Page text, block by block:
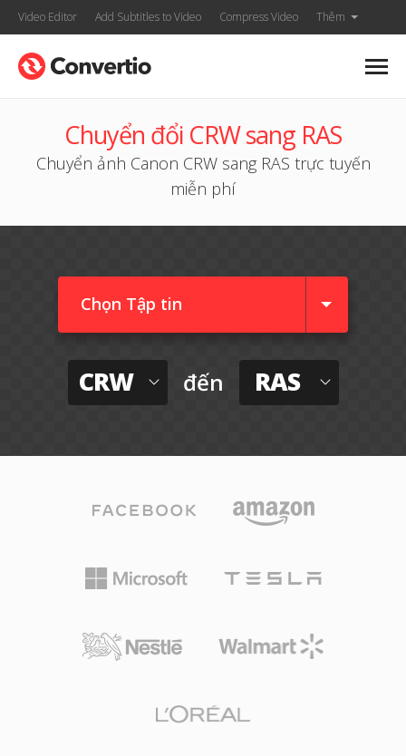
Video Editor Add Subtitles to Video Compress Video Thêm
Chuyển đổi CRW sang RAS
Chuyển ảnh Canon CRW sang RAS trực tuyến
miễn phí
Chọn Tập tin
CRW đến RAS